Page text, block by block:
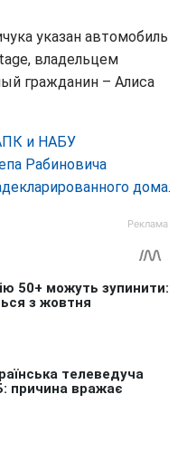
указан автомобиль
владельцем
гражданин – Алиса
и НАБУ
Рабиновича
дома.